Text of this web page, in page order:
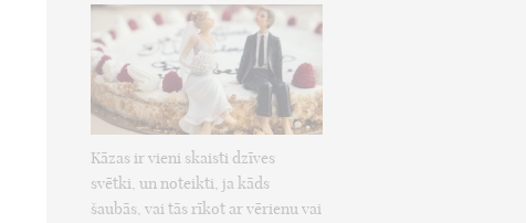
Kāzas ir vieni skaisti dzīves
svētki, un noteikti, ja kāds
šaubās, vai tās rīkot ar vērienu vai